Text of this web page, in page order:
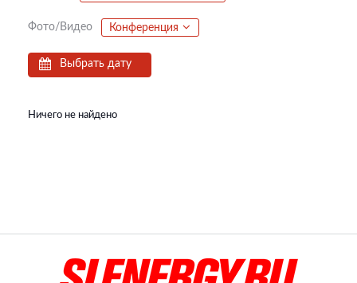
Фото/Видео Конференция
Выбрать дату
Ничего не найдено